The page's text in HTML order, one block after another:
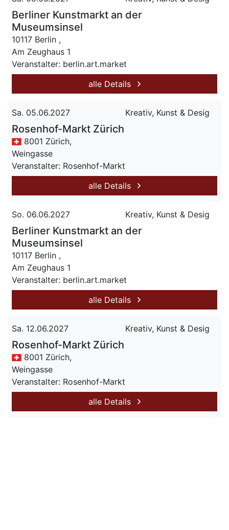
Berliner Kunstmarkt an der
Museumsinsel
10117 Berlin ,
Am Zeughaus 1
Veranstalter: berlin.art.market
alle Details
Sa. 05.06.2027 Kreativ, Kunst & Desig
Rosenhof-Markt Zürich
8001 Zürich,
Weingasse
Veranstalter: Rosenhof-Markt
alle Details
So. 06.06.2027 Kreativ, Kunst & Desig
Berliner Kunstmarkt an der
Museumsinsel
10117 Berlin ,
Am Zeughaus 1
Veranstalter: berlin.art.market
alle Details
Sa. 12.06.2027 Kreativ, Kunst & Desig
Rosenhof-Markt Zürich
8001 Zürich,
Weingasse
Veranstalter: Rosenhof-Markt
alle Details